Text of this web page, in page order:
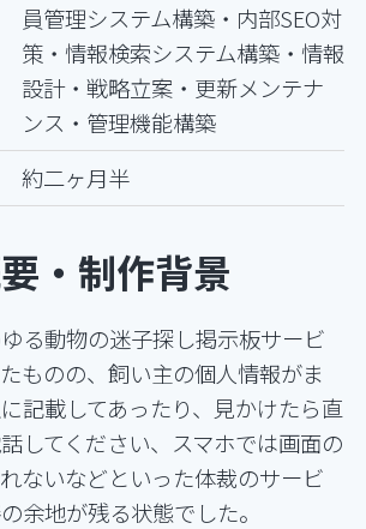
員管理システム構築・内部SEO対
策・情報検索システム構築・情報
設計・戦略立案・更新メンテナ
ンス・管理機能構築
約二ヶ月半
・制作背景
る動物の迷子探し掲示板サービ
ものの、飼い主の個人情報がま
記載してあったり、見かけたら直
してください、スマホでは画面の
ないなどといった体裁のサービ
余地が残る状態でした。